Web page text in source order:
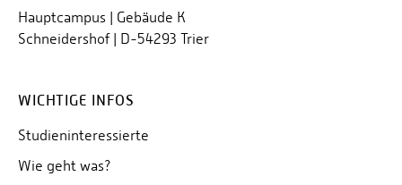
Hauptcampus | Gebäude K
Schneidershof | D-54293 Trier
WICHTIGE INFOS
Studieninteressierte
Wie geht was?